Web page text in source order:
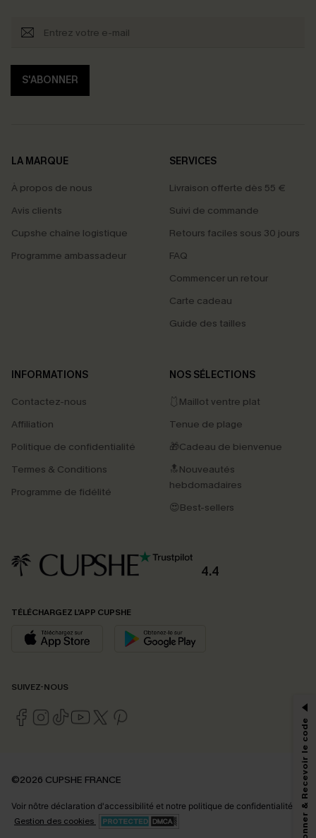
S'ABONNER
LA MARQUE
À propos de nous
Avis clients
Cupshe chaîne logistique
Programme ambassadeur
SERVICES
Livraison offerte dès 55 €
Suivi de commande
Retours faciles sous 30 jours
FAQ
Commencer un retour
Carte cadeau
Guide des tailles
INFORMATIONS
Contactez-nous
Affiliation
Politique de confidentialité
Termes & Conditions
Programme de fidélité
NOS SÉLECTIONS
🩱Maillot ventre plat
Tenue de plage
🎁Cadeau de bienvenue
🔝Nouveautés
hebdomadaires
😍Best-sellers
4.4
TÉLÉCHARGEZ L’APP CUPSHE
SUIVEZ-NOUS
©2026 CUPSHE FRANCE
Voir nôtre déclaration d'accessibilité et notre politique de confidentialité.
Gestion des cookies
*Un code par commande, valable une seule fois.
marketing (y compris du contenu généré par l'IA) de Cupshe et
pouvons utiliser les données collectées sur notre site ainsi que des
technologies de suivi, telles que des pixels intégrés à nos e-mails, afin de
S'abonner & Recevoir le code